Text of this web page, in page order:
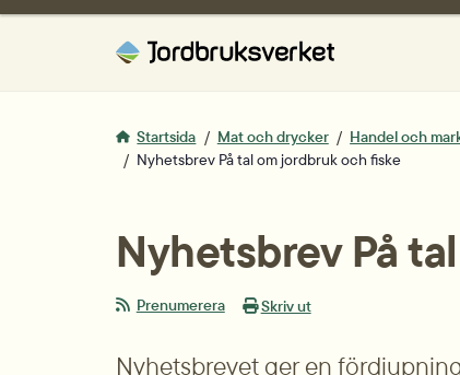
Startsida Mat och drycker Handel och
Nyhetsbrev På tal om jordbruk och fiske
Nyhetsbrev På
Prenumerera Skriv ut
Nyhetsbrevet ger en